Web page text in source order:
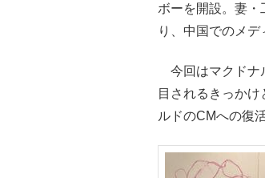
ボーを開設。妻
り、中国でのメデ
今回はマクドナ
目されるきっか
ルドのCMへの復